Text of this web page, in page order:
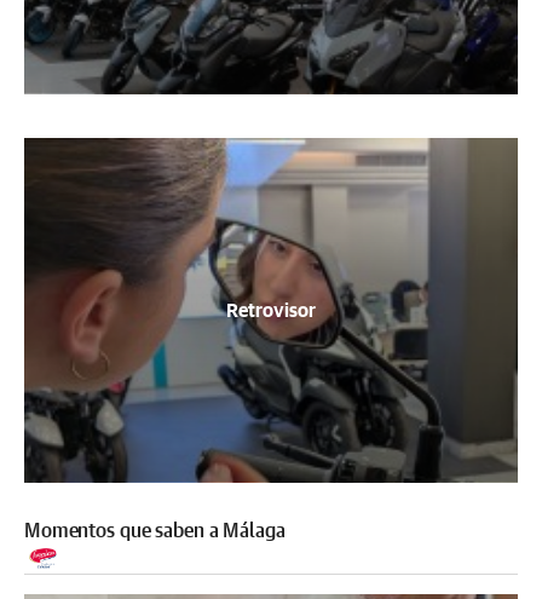
Retrovisor
Momentos que saben a Málaga